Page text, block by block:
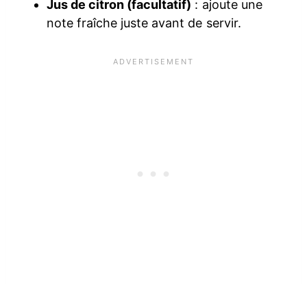
Jus de citron (facultatif) : ajoute une
note fraîche juste avant de servir.